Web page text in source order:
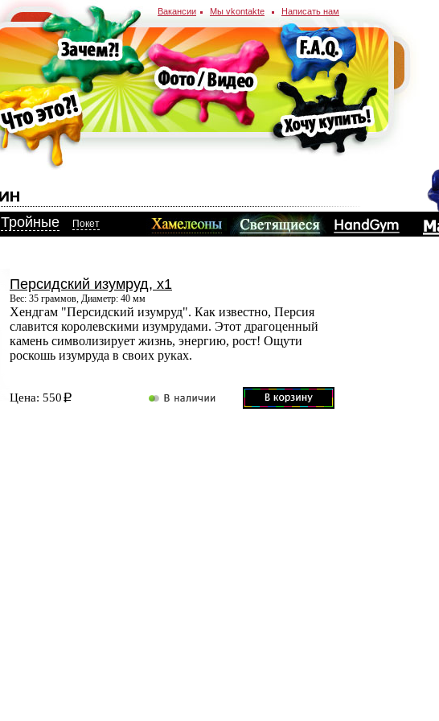
Вакансии Мы vkontakte Написать нам
Тройные Покет
Персидский изумруд, x1
Вес: 35 граммов, Диаметр: 40 мм
Хендгам "Персидский изумруд". Как известно, Персия
славится королевскими изумрудами. Этот драгоценный
камень символизирует жизнь, энергию, рост! Ощути
роскошь изумруда в своих руках.
Цена: 550